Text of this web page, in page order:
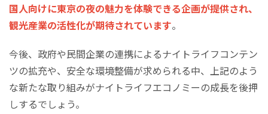
国人向けに東京の夜の魅力を体験できる企画が提供され、
観光産業の活性化が期待されています。
今後、政府や民間企業の連携によるナイトライフコンテン
ツの拡充や、安全な環境整備が求められる中、上記のよう
な新たな取り組みがナイトライフエコノミーの成長を後押
しするでしょう。